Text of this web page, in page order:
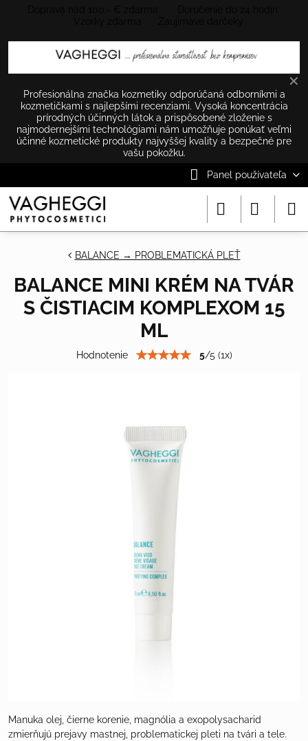
✕
Profesionálna značka kozmetiky odporúčaná odborníkmi a
kozmetičkami s najlepšími recenziami. Vysoká koncentrácia
prírodných účinných látok a prispôsobené zloženie s
najmodernejšími technológiami nám umožňuje ponúkať veľmi
účinné kozmetické produkty najvyššej kvality a bezpečné pre
vašu pokožku.
Panel používateľa
BALANCE → PROBLEMATICKÁ PLEŤ
BALANCE MINI KRÉM NA TVÁR
S ČISTIACIM KOMPLEXOM 15
ML
Hodnotenie 5/5 (1x)
Manuka olej, čierne korenie, magnólia a exopolysacharid
zmierňujú prejavy mastnej, problematickej pleti na tvári a tele.